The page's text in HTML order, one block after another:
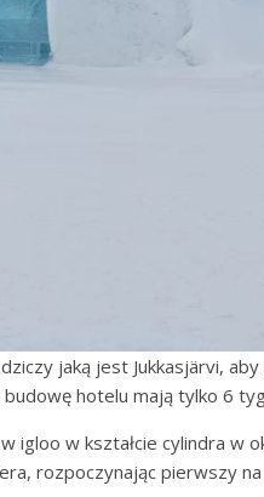
jaką jest Jukkasjärvi,
hotelu mają tylko 6
w kształcie cylindra w
rozpoczynając pierwszy